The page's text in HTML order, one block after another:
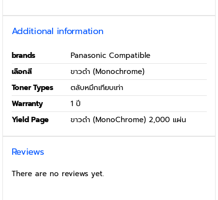
Additional information
brands
Panasonic Compatible
เลือกสี
ขาวดำ (Monochrome)
Toner Types
ตลับหมึกเทียบเท่า
Warranty
1 ปี
Yield Page
ขาวดำ (MonoChrome) 2,000 แผ่น
Reviews
There are no reviews yet.